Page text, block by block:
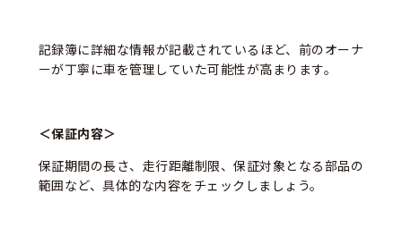
記録簿に詳細な情報が記載されているほど、前のオーナ
ーが丁寧に車を管理していた可能性が高まります。
＜保証内容＞
保証期間の長さ、走行距離制限、保証対象となる部品の
範囲など、具体的な内容をチェックしましょう。